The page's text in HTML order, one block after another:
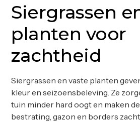
Siergrassen
planten voor
zachtheid
Siergrassen en vaste planten
kleur en seizoensbeleving. Ze
tuin minder hard oogt en maken
bestrating, gazon en borders